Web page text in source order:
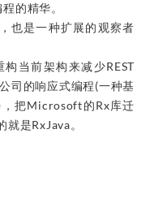
的精华。
也是一种扩展的观察者
当前架构来减少REST
司的响应式编程(一种基
把Microsoft的Rx库迁
是RxJava。